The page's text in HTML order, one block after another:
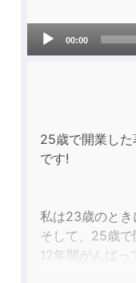
Audio
00:00
25歳で開業し
です!
私は23歳のとき
そして、25歳で
12年間がんばっ
一事業主とし